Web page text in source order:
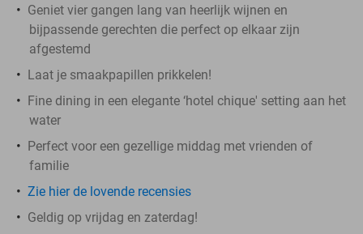
Geniet vier gangen lang van heerlijk wijnen en
bijpassende gerechten die perfect op elkaar zijn
afgestemd
Laat je smaakpapillen prikkelen!
Fine dining in een elegante ‘hotel chique' setting aan het
water
Perfect voor een gezellige middag met vrienden of
familie
Zie hier de lovende recensies
Geldig op vrijdag en zaterdag!